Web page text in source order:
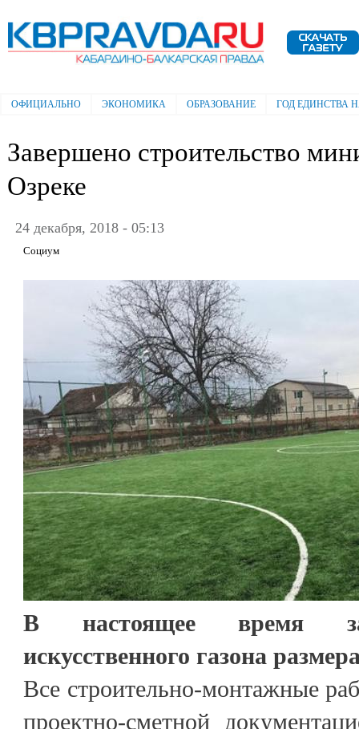
Электронная газета "Кабардино-
Балкарская правда"
Главное меню
ОФИЦИАЛЬНО ЭКОНОМИКА ОБРАЗОВАНИЕ ГОД ЕДИНСТВА
Завершено строительство
Озреке
24 декабря, 2018 - 05:13
Социум
В настоящее время
искусственного газона
Все строительно-монтажные
проектно-сметной